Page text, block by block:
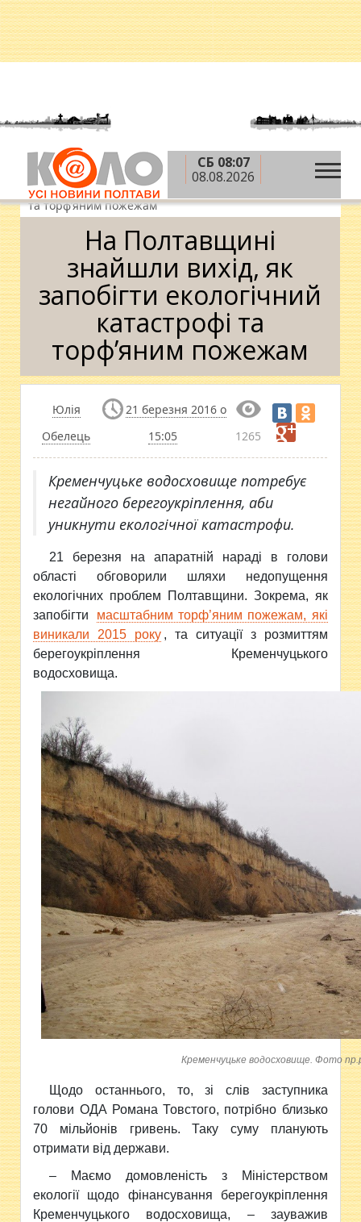
СБ 08:07
08.08.2026
Головна » Новини » Влада »На Полтавщині
знайшли вихід, як запобігти екологічний катастрофі
та торф’яним пожежам
На Полтавщині
знайшли вихід, як
запобігти екологічний
катастрофі та
торф’яним пожежам
Юлія
Обелець
21 березня 2016 о
15:05
1265
Кременчуцьке водосховище потребує
негайного берегоукріплення, аби
уникнути екологічної катастрофи.
21 березня на апаратній нараді в голови
області обговорили шляхи недопущення
екологічних проблем Полтавщини. Зокрема, як
запобігти
масштабним торф’яним пожежам, які
виникали 2015 року , та ситуації з розмиттям
берегоукріплення Кременчуцького
водосховища.
Кременчуцьке водосховище. Фото
Щодо останнього, то, зі слів заступника
голови ОДА Романа Товстого, потрібно близько
70 мільйонів гривень. Таку суму планують
отримати від держави.
– Маємо домовленість з Міністерством
екології щодо фінансування берегоукріплення
Кременчуцького водосховища, – зауважив